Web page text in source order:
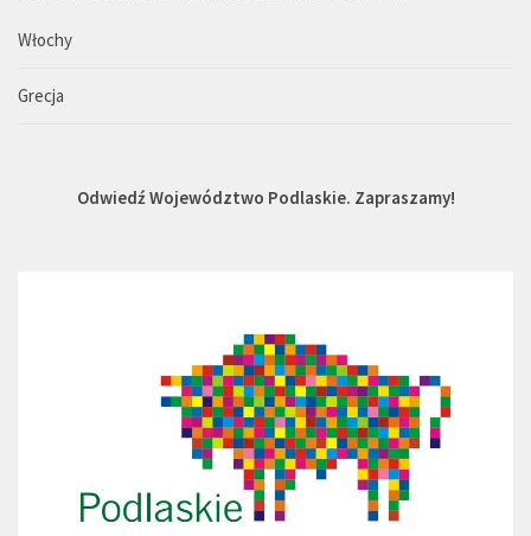
Włochy
Grecja
Odwiedź Województwo Podlaskie. Zapraszamy!